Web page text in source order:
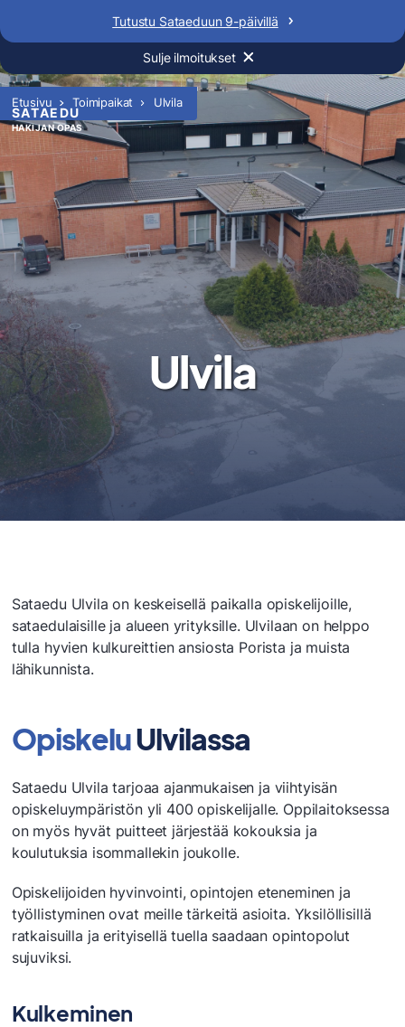
sisältöön
Tutustu Sataeduun 9-päivillä
Sulje ilmoitukset
SATAEDU
HAKIJAN OPAS
Etusivu Toimipaikat Ulvila
Ulvila
Sataedu Ulvila on keskeisellä paikalla opiskelijoille,
sataedulaisille ja alueen yrityksille. Ulvilaan on helppo
tulla hyvien kulkureittien ansiosta Porista ja muista
lähikunnista.
OpiskeluUlvilassa
Sataedu Ulvila tarjoaa ajanmukaisen ja viihtyisän
opiskeluympäristön yli 400 opiskelijalle. Oppilaitoksessa
on myös hyvät puitteet järjestää kokouksia ja
koulutuksia isommallekin joukolle.
Opiskelijoiden hyvinvointi, opintojen eteneminen ja
työllistyminen ovat meille tärkeitä asioita. Yksilöllisillä
ratkaisuilla ja erityisellä tuella saadaan opintopolut
sujuviksi.
Kulkeminen